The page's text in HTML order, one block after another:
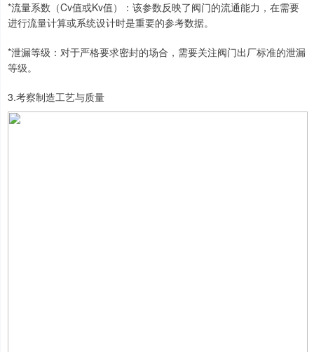
*流量系数（Cv值或Kv值）：该参数反映了阀门的流通能力，在需要
进行流量计算或系统设计时是重要的参考数据。
*泄漏等级：对于严格要求密封的场合，需要关注阀门出厂标准的泄漏
等级。
3.考察制造工艺与质量